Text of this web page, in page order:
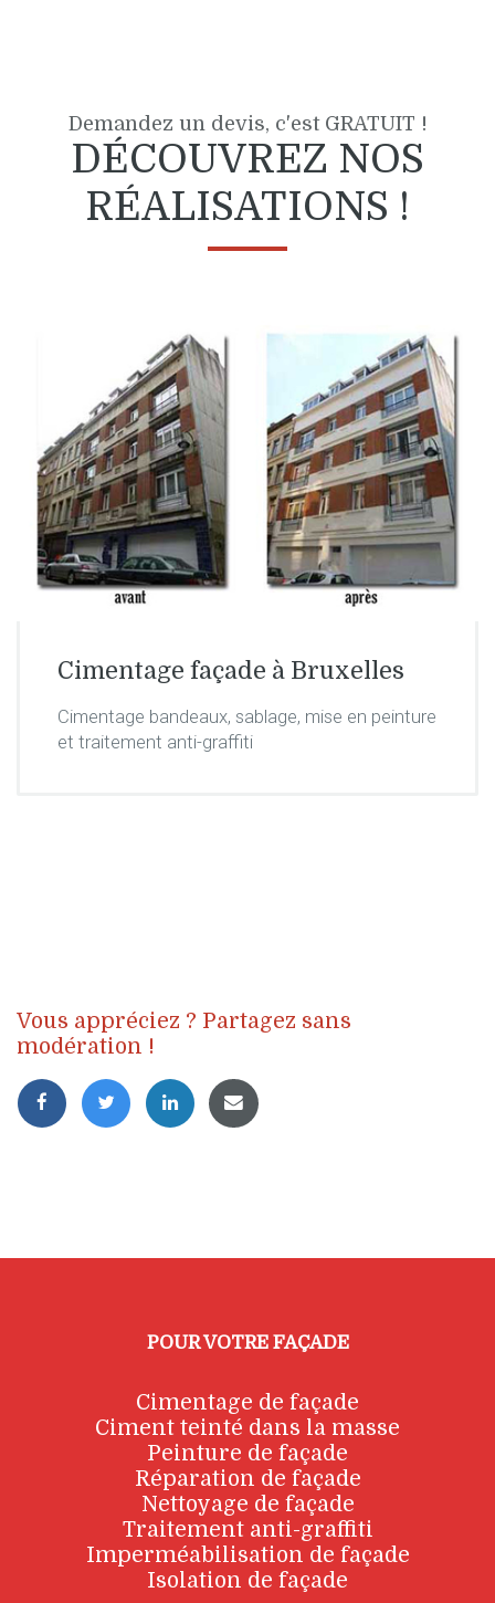
Demandez un devis, c'est GRATUIT !
DÉCOUVREZ NOS
RÉALISATIONS !
Cimentage façade à Bruxelles
Cimentage bandeaux, sablage, mise en peinture
et traitement anti-graffiti
Vous appréciez ? Partagez sans
modération !
POUR VOTRE FAÇADE
Cimentage de façade
Ciment teinté dans la masse
Peinture de façade
Réparation de façade
Nettoyage de façade
Traitement anti-graffiti
Imperméabilisation de façade
Isolation de façade